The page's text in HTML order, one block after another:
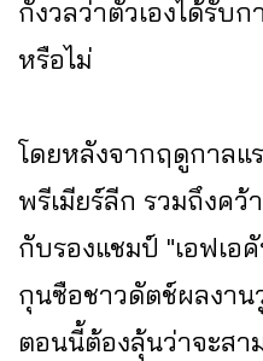
กังวลว่าตัวเองได้รับก
หรือไม่
โดยหลังจากฤดูกาล
พรีเมียร์ลีก รวมถึงค
กับรองแชมป์ "เอฟเอ
กุนซือชาวดัตช์ผลงาน
ตอนนี้ต้องลุ้นว่าจะสา